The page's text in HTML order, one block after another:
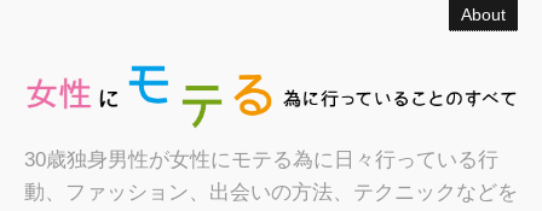
About
30歳独身男性が女性にモテる為に日々行っている行
動、ファッション、出会いの方法、テクニックなどを